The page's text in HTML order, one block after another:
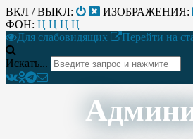
ВКЛ / ВЫКЛ: ИЗОБРАЖЕНИЯ:
ФОН: Ц Ц Ц Ц
Для слабовидящих
Перейти на
Искать...